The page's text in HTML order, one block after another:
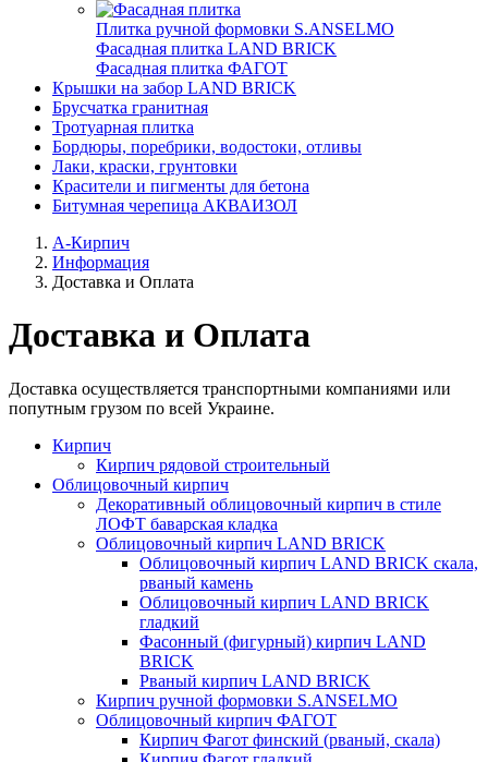
Плитка ручной формовки S.ANSELMO
Фасадная плитка LAND BRICK
Фасадная плитка ФАГОТ
Крышки на забор LAND BRICK
Брусчатка гранитная
Тротуарная плитка
Бордюры, поребрики, водостоки, отливы
Лаки, краски, грунтовки
Красители и пигменты для бетона
Битумная черепица АКВАИЗОЛ
А-Кирпич
Информация
Доставка и Оплата
Доставка и Оплата
Доставка осуществляется транспортными компаниями или
попутным грузом по всей Украине.
Кирпич
Кирпич рядовой строительный
Облицовочный кирпич
Декоративный облицовочный кирпич в стиле
ЛОФТ баварская кладка
Облицовочный кирпич LAND BRICK
Облицовочный кирпич LAND BRICK скала,
рваный камень
Облицовочный кирпич LAND BRICK
гладкий
Фасонный (фигурный) кирпич LAND
BRICK
Рваный кирпич LAND BRICK
Кирпич ручной формовки S.ANSELMO
Облицовочный кирпич ФАГОТ
Кирпич Фагот финский (рваный, скала)